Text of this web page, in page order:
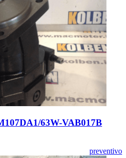
63W-VAB017B
preventivo